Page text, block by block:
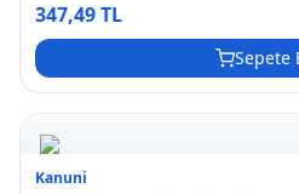
347,49 TL
Sepete
Kanuni